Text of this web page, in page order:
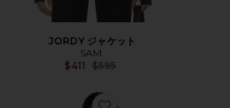
JORDY ジャケット
SAM.
$411 Previous price:
$595